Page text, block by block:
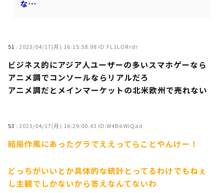
な…
51 : 2023/04/17(月) 16:15:58.98 ID:FL1LORrdr
ビジネス的にアジア人ユーザーの多いスマホゲーなら
アニメ調でコンソールならリアルだろ
アニメ調だとメインマーケットの北米欧州で売れない
53 : 2023/04/17(月) 16:29:00.43 ID:W4BbWIQad
結局作風にあったグラでええってらことやんけー！
どっちがいいとか具体的な統計とってるわけでもねぇ
し主観でしかないから答えなんてないわ